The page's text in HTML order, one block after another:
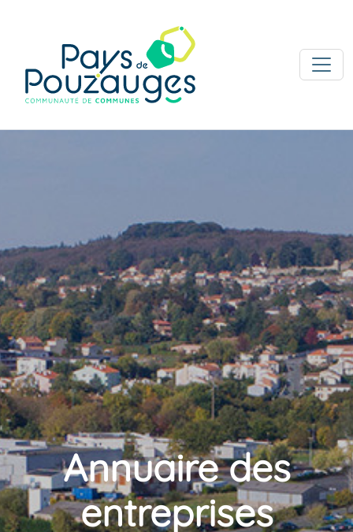
Annuaire des
entreprises